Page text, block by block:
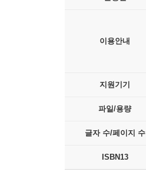
이용안내
지원기기
파일/용량
글자 수/페이지 수
ISBN13